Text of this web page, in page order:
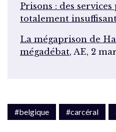
Prisons : des
totalement
La mégaprison de
mégadébat, AE, 2
#belgique #carcéral